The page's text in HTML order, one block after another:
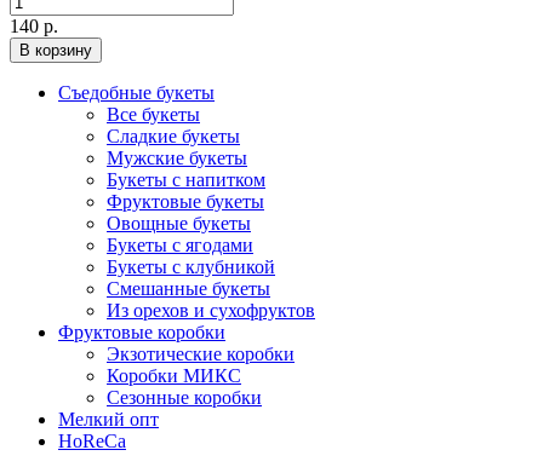
140 р.
В корзину
Съедобные букеты
Все букеты
Сладкие букеты
Мужские букеты
Букеты с напитком
Фруктовые букеты
Овощные букеты
Букеты с ягодами
Букеты с клубникой
Смешанные букеты
Из орехов и сухофруктов
Фруктовые коробки
Экзотические коробки
Коробки МИКС
Сезонные коробки
Мелкий опт
HoReCa